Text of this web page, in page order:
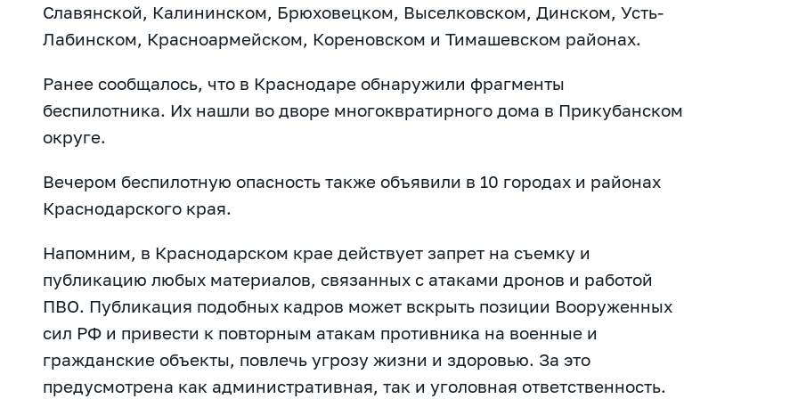
Славянской, Калининском, Брюховецком, Выселковском, Динском, Усть-
Лабинском, Красноармейском, Кореновском и Тимашевском районах.
Ранее сообщалось, что в Краснодаре обнаружили фрагменты
беспилотника. Их нашли во дворе многоквратирного дома в Прикубанском
округе.
Вечером беспилотную опасность также объявили в 10 городах и районах
Краснодарского края.
Напомним, в Краснодарском крае действует запрет на съемку и
публикацию любых материалов, связанных с атаками дронов и работой
ПВО. Публикация подобных кадров может вскрыть позиции Вооруженных
сил РФ и привести к повторным атакам противника на военные и
гражданские объекты, повлечь угрозу жизни и здоровью. За это
предусмотрена как административная, так и уголовная ответственность.